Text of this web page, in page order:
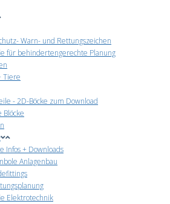
Warn- und Rettungszeichen
für behindertengerechte Planung
Tiere
- 2D-Böcke zum Download
Blöcke
Infos + Downloads
Anlagenbau
Elektrotechnik